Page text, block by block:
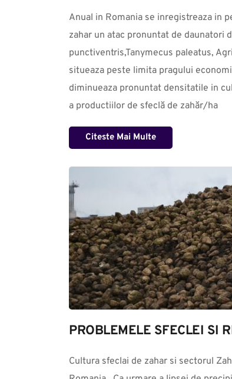
Anual in Romania se inregistreaza in
zahar un atac pronuntat de daunatori
punctiventris,Tanymecus paleatus,
situeaza peste limita pragului
diminueaza pronuntat densitatile in
a productiilor de sfeclă de zahăr/ha
Citeste Mai Multe
PROBLEMELE SFECLEI SI
Cultura sfeclai de zahar si sectorul